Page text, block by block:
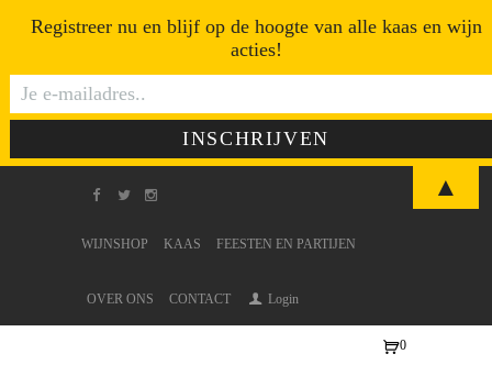
WIJNSHOP KAAS FEESTEN EN PARTIJEN
OVER ONS CONTACT Login
0
Registreer nu en blijf op de hoogte van alle kaas en wijn
acties!
▲